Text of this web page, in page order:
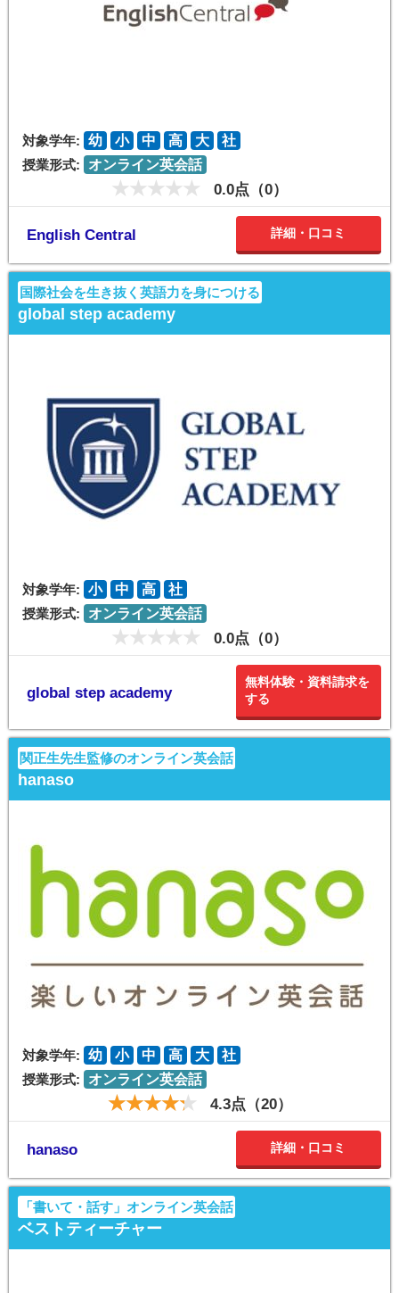
対象学年: 幼 小 中 高 大
社
授業形式:
オンライン英会話
0.0点（0）
English Central 詳細・口コミ
国際社会を生き抜く英語力を身につける
global step academy
対象学年: 小 中 高
社
授業形式:
オンライン英会話
0.0点（0）
global step academy
無料体験・資料請求を
する
関正生先生監修のオンライン英会話
hanaso
対象学年: 幼 小 中 高 大
社
授業形式:
オンライン英会話
4.3点（20）
hanaso 詳細・口コミ
「書いて・話す」オンライン英会話
ベストティーチャー